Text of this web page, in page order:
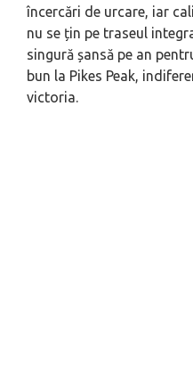
încercări de urcare, iar
nu se țin pe traseul
singură șansă pe an
bun la Pikes Peak,
victoria.